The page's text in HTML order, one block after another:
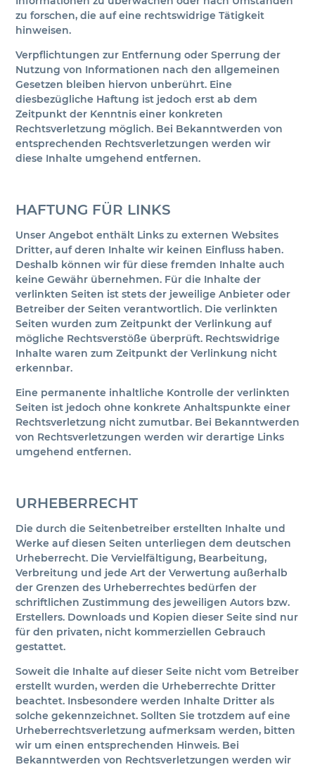
zu forschen, die auf eine rechtswidrige Tätigkeit
hinweisen.
Verpflichtungen zur Entfernung oder Sperrung der
Nutzung von Informationen nach den allgemeinen
Gesetzen bleiben hiervon unberührt. Eine
diesbezügliche Haftung ist jedoch erst ab dem
Zeitpunkt der Kenntnis einer konkreten
Rechtsverletzung möglich. Bei Bekanntwerden von
entsprechenden Rechtsverletzungen werden wir
diese Inhalte umgehend entfernen.
HAFTUNG FÜR LINKS
Unser Angebot enthält Links zu externen Websites
Dritter, auf deren Inhalte wir keinen Einfluss haben.
Deshalb können wir für diese fremden Inhalte auch
keine Gewähr übernehmen. Für die Inhalte der
verlinkten Seiten ist stets der jeweilige Anbieter oder
Betreiber der Seiten verantwortlich. Die verlinkten
Seiten wurden zum Zeitpunkt der Verlinkung auf
mögliche Rechtsverstöße überprüft. Rechtswidrige
Inhalte waren zum Zeitpunkt der Verlinkung nicht
erkennbar.
Eine permanente inhaltliche Kontrolle der verlinkten
Seiten ist jedoch ohne konkrete Anhaltspunkte einer
Rechtsverletzung nicht zumutbar. Bei Bekanntwerden
von Rechtsverletzungen werden wir derartige Links
umgehend entfernen.
URHEBERRECHT
Die durch die Seitenbetreiber erstellten Inhalte und
Werke auf diesen Seiten unterliegen dem deutschen
Urheberrecht. Die Vervielfältigung, Bearbeitung,
Verbreitung und jede Art der Verwertung außerhalb
der Grenzen des Urheberrechtes bedürfen der
schriftlichen Zustimmung des jeweiligen Autors bzw.
Erstellers. Downloads und Kopien dieser Seite sind nur
für den privaten, nicht kommerziellen Gebrauch
gestattet.
Soweit die Inhalte auf dieser Seite nicht vom Betreiber
erstellt wurden, werden die Urheberrechte Dritter
beachtet. Insbesondere werden Inhalte Dritter als
solche gekennzeichnet. Sollten Sie trotzdem auf eine
Urheberrechtsverletzung aufmerksam werden, bitten
wir um einen entsprechenden Hinweis. Bei
Bekanntwerden von Rechtsverletzungen werden wir